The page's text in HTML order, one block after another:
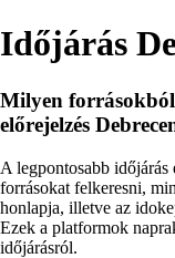
Időjárás
Milyen
előrejelzés
A legpontosabb időjárás
forrásokat felkeresni,
honlapja, illetve az
Ezek a platformok
időjárásról.